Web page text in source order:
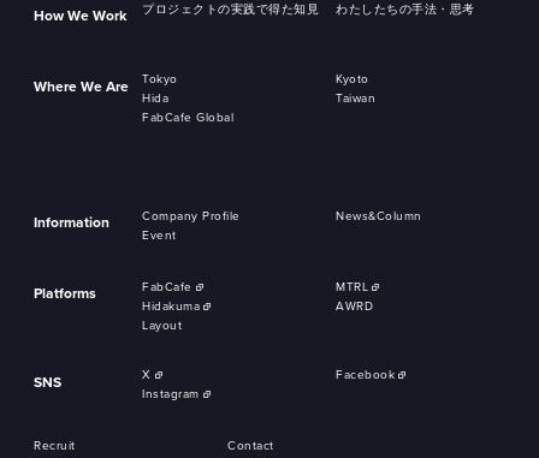
How We Work プロジェクトの実践で得た知見 わたしたちの手法・思考
Where We Are Tokyo
Kyoto
Hida
Taiwan
FabCafe Global
Information Company Profile
News&Column
Event
Platforms FabCafe
MTRL
Hidakuma
AWRD
Layout
SNS X
Facebook
Instagram
Recruit
Contact